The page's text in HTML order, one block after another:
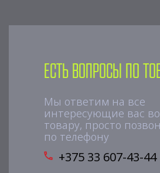
Есть вопросы по
Мы ответим на все
интересующие вас
товару, просто
по телефону
+375 33 607-43-44